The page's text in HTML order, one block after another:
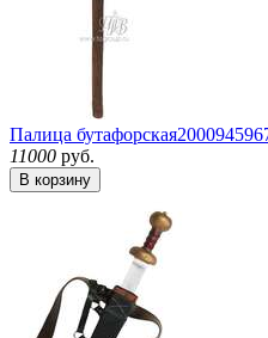
Палица бутафорская
11000 руб.
В корзину